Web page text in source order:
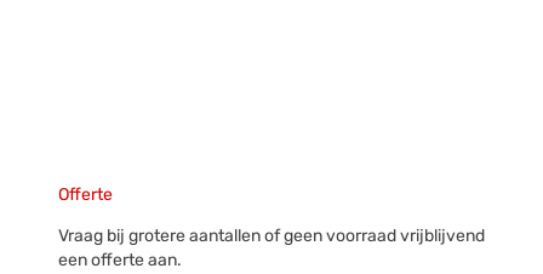
Offerte
Vraag bij grotere aantallen of geen voorraad vrijblijvend
een offerte aan.